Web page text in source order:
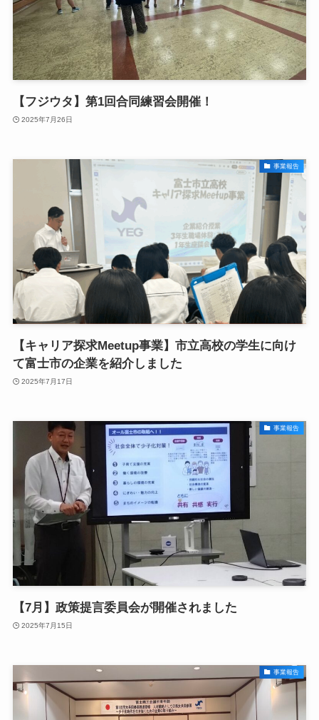
【フジウタ】第1回合同練習会開催！
2025年7月26日
事業報告
【キャリア探求Meetup事業】市立高校の学生に向け
て富士市の企業を紹介しました
2025年7月17日
事業報告
【7月】政策提言委員会が開催されました
2025年7月15日
事業報告